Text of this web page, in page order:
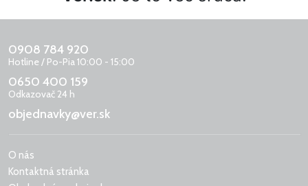
0908 784 920
Hotline / Po-Pia 10:00 - 15:00
0650 400 159
Odkazovač 24 h
objednavky@ver.sk
O nás
Kontaktná stránka